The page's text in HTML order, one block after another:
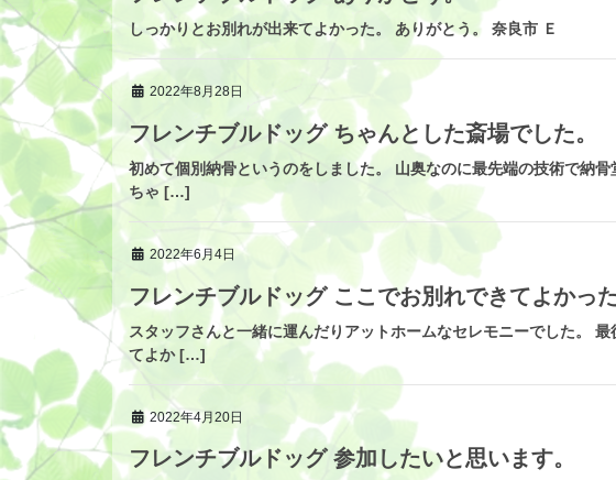
しっかりとお別れが出来てよかった。 ありがとう。 奈良市 Ｅ
2022年8月28日
フレンチブルドッグ ちゃんとした斎場でした。
初めて個別納骨というのをしました。 山奥なのに最先端の技術で納
ちゃ […]
2022年6月4日
フレンチブルドッグ ここでお別れできてよかった
スタッフさんと一緒に運んだりアットホームなセレモニーでした。
てよか […]
2022年4月20日
フレンチブルドッグ 参加したいと思います。